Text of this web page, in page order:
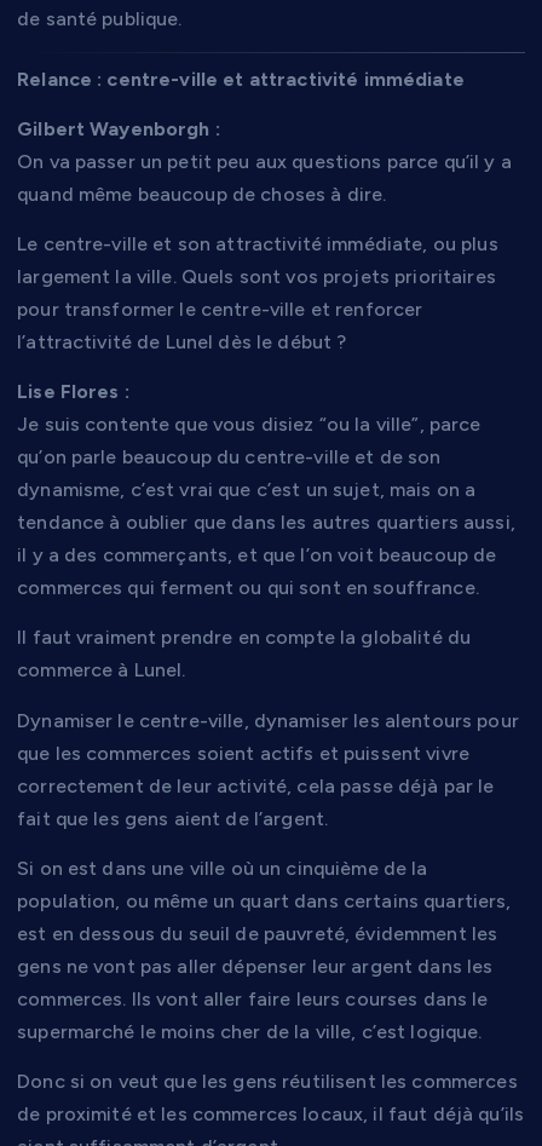
de santé publique.
Relance : centre-ville et attractivité immédiate
Gilbert Wayenborgh :
On va passer un petit peu aux questions parce qu’il y a
quand même beaucoup de choses à dire.
Le centre-ville et son attractivité immédiate, ou plus
largement la ville. Quels sont vos projets prioritaires
pour transformer le centre-ville et renforcer
l’attractivité de Lunel dès le début ?
Lise Flores :
Je suis contente que vous disiez “ou la ville”, parce
qu’on parle beaucoup du centre-ville et de son
dynamisme, c’est vrai que c’est un sujet, mais on a
tendance à oublier que dans les autres quartiers aussi,
il y a des commerçants, et que l’on voit beaucoup de
commerces qui ferment ou qui sont en souffrance.
Il faut vraiment prendre en compte la globalité du
commerce à Lunel.
Dynamiser le centre-ville, dynamiser les alentours pour
que les commerces soient actifs et puissent vivre
correctement de leur activité, cela passe déjà par le
fait que les gens aient de l’argent.
Si on est dans une ville où un cinquième de la
population, ou même un quart dans certains quartiers,
est en dessous du seuil de pauvreté, évidemment les
gens ne vont pas aller dépenser leur argent dans les
commerces. Ils vont aller faire leurs courses dans le
supermarché le moins cher de la ville, c’est logique.
Donc si on veut que les gens réutilisent les commerces
de proximité et les commerces locaux, il faut déjà qu’ils